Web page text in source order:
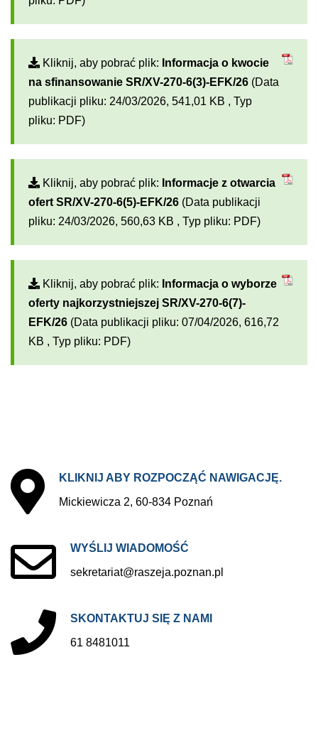
Kliknij, aby pobrać plik: Informacja o kwocie
na sfinansowanie SR/XV-270-6(3)-EFK/26 (Data
publikacji pliku: 24/03/2026, 541,01 KB , Typ
pliku: PDF)
Kliknij, aby pobrać plik: Informacje z otwarcia
ofert SR/XV-270-6(5)-EFK/26 (Data publikacji
pliku: 24/03/2026, 560,63 KB , Typ pliku: PDF)
Kliknij, aby pobrać plik: Informacja o wyborze
oferty najkorzystniejszej SR/XV-270-6(7)-
EFK/26 (Data publikacji pliku: 07/04/2026, 616,72
KB , Typ pliku: PDF)
KLIKNIJ ABY ROZPOCZĄĆ NAWIGACJĘ.
Mickiewicza 2, 60-834 Poznań
WYŚLIJ WIADOMOŚĆ
sekretariat@raszeja.poznan.pl
SKONTAKTUJ SIĘ Z NAMI
61 8481011